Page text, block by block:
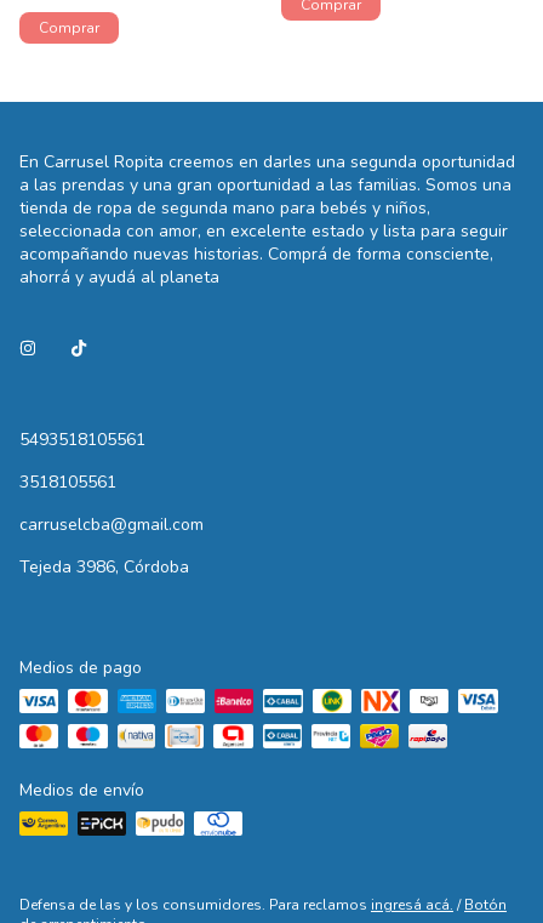
En Carrusel Ropita creemos en darles una segunda oportunidad
a las prendas y una gran oportunidad a las familias. Somos una
tienda de ropa de segunda mano para bebés y niños,
seleccionada con amor, en excelente estado y lista para seguir
acompañando nuevas historias. Comprá de forma consciente,
ahorrá y ayudá al planeta
5493518105561
3518105561
carruselcba@gmail.com
Tejeda 3986, Córdoba
Medios de pago
Medios de envío
Defensa de las y los consumidores. Para reclamos ingresá acá. / Botón